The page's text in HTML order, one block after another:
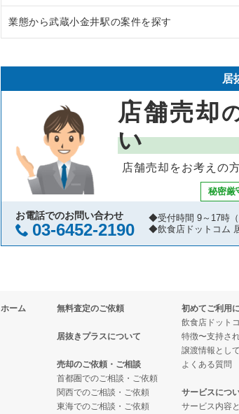
八王子市の飲食店の居抜き売却物件の案件一覧
立川市の飲食店の居抜き売却物件の案件一覧
町田市の飲食店の居抜き売却物件の案件一覧
東村山市の飲食店の居抜き売却物件の案件一覧
国立市の飲食店の居抜き売却物件の案件一覧
小金井市の飲食店の居抜き売却物件の案件一覧
府中市の飲食店の居抜き売却物件の案件一覧
昭島市の飲食店の居抜き売却物件の案件一覧
稲城市の飲食店の居抜き売却物件の案件一覧
三鷹市の飲食店の居抜き売却物件の案件一覧
清瀬市の飲食店の居抜き売却物件の案件一覧
東京都下のラーメンの居抜き売却物件の案件一覧
東京都下のイタリア料理の居抜き売却物件の案
東京都下の中華の居抜き売却物件の案件一覧
東京都下のそば・うどんの居抜き売却物件の案
東京都下の寿司の居抜き売却物件の案件一覧
東京都下の焼肉の居抜き売却物件の案件一覧
東京都下の鉄板焼き・お好み焼の居抜き売却物
東京都下のカフェの居抜き売却物件の案件一覧
東京都下のテイクアウトの居抜き売却物件の案
東京都下のお弁当・惣菜・デリの居抜き売却物
東京都下のカラオケ・パブ・スナックの居抜き
業態から武蔵小金井駅の案件を探す
武蔵小金井駅の焼肉の居抜き売却物件の案件一
武蔵小金井駅のアジア料理の居抜き売却物件の
武蔵小金井駅のカフェの居抜き売却物件の案件
武蔵小金井駅の居酒屋・ダイニングバーの居抜
武蔵小金井駅のその他の居抜き売却物件の案件
居
店舗売却
い
店舗売却をお考えの
秘密厳
お電話でのお問い合わせ
03-6452-2190
◆受付時間 9～17時（
◆飲食店ドットコム
ホーム 無料査定のご依頼
居抜きプラスについて
売却のご依頼・ご相談
首都圏でのご相談・ご依頼
関西でのご相談・ご依頼
東海でのご相談・ご依頼
初めてご利用
飲食店ドット
特徴〜支持さ
譲渡情報とし
よくある質問
サービスにつ
サービス内容